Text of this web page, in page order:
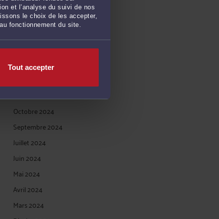
et l’analyse du suivi de nos
le choix de les accepter,
fonctionnement du site.
Tout accepter
Avril 2025
Février 2025
Janvier 2025
Octobre 2024
Septembre 2024
Juillet 2024
Juin 2024
Mai 2024
Avril 2024
Mars 2024